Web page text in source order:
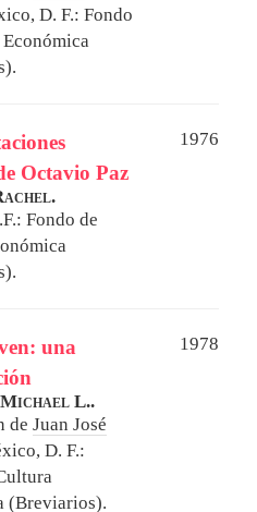
D. F.: Fondo
Octavio Paz
1976
Fondo de
una
1978
Michael L..
de Juan José
D. F.:
(Breviarios).